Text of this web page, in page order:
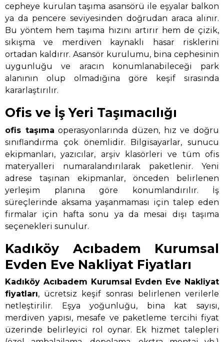
cepheye kurulan taşıma asansörü ile eşyalar balkon
ya da pencere seviyesinden doğrudan araca alınır.
Bu yöntem hem taşıma hızını artırır hem de çizik,
sıkışma ve merdiven kaynaklı hasar risklerini
ortadan kaldırır. Asansör kurulumu, bina cephesinin
uygunluğu ve aracın konumlanabileceği park
alanının olup olmadığına göre keşif sırasında
kararlaştırılır.
Ofis ve İş Yeri Taşımacılığı
ofis taşıma operasyonlarında düzen, hız ve doğru
sınıflandırma çok önemlidir. Bilgisayarlar, sunucu
ekipmanları, yazıcılar, arşiv klasörleri ve tüm ofis
materyalleri numaralandırılarak paketlenir. Yeni
adrese taşınan ekipmanlar, önceden belirlenen
yerleşim planına göre konumlandırılır. İş
süreçlerinde aksama yaşanmaması için talep eden
firmalar için hafta sonu ya da mesai dışı taşıma
seçenekleri sunulur.
Kadıköy Acıbadem Kurumsal
Evden Eve Nakliyat Fiyatları
Kadıköy Acıbadem Kurumsal Evden Eve Nakliyat
fiyatları, ücretsiz keşif sonrası belirlenen verilerle
netleştirilir. Eşya yoğunluğu, bina kat sayısı,
merdiven yapısı, mesafe ve paketleme tercihi fiyat
üzerinde belirleyici rol oynar. Ek hizmet talepleri